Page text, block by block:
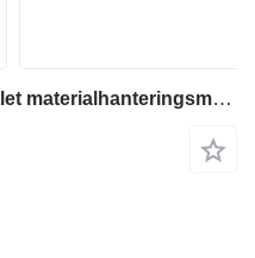
Zapi E228080 styrenhet till Atlet materialhanteringsmaskin